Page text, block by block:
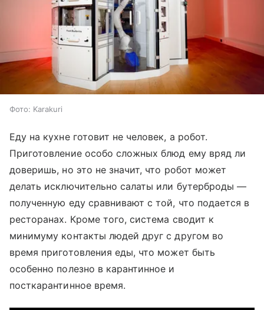
Фото: Karakuri
Еду на кухне готовит не человек, а робот.
Приготовление особо сложных блюд ему вряд ли
доверишь, но это не значит, что робот может
делать исключительно салаты или бутерброды —
полученную еду сравнивают с той, что подается в
ресторанах. Кроме того, система сводит к
минимуму контакты людей друг с другом во
время приготовления еды, что может быть
особенно полезно в карантинное и
посткарантинное время.